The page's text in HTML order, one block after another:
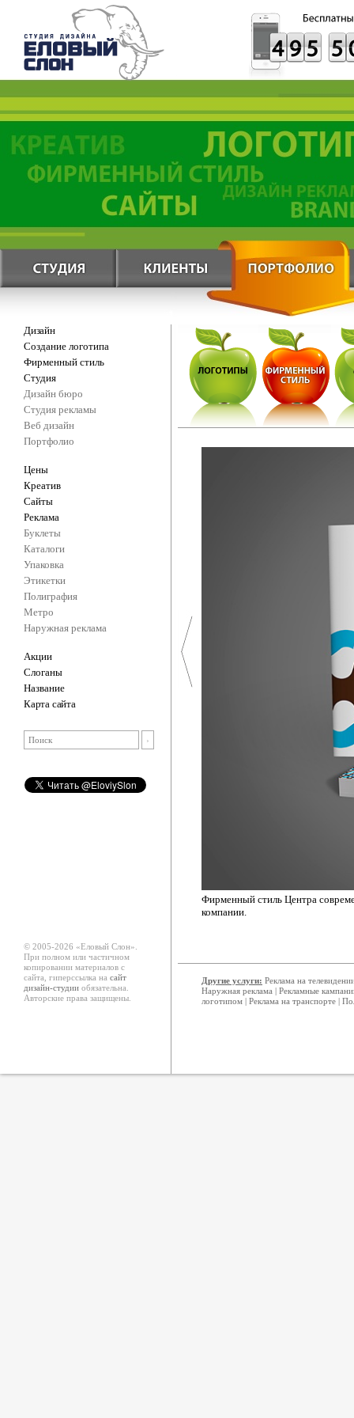
Дизайн
Создание логотипа
Фирменный стиль
Студия
Дизайн бюро
Студия рекламы
Веб дизайн
Портфолио
Цены
Креатив
Сайты
Реклама
Буклеты
Каталоги
Упаковка
Этикетки
Полиграфия
Метро
Наружная реклама
Акции
Слоганы
Название
Карта сайта
Фирменный стиль Центра
компании.
© 2005-2026 «Еловый Cлон».
При полном или частичном
копировании материалов с
сайта, гиперссылка на сайт
дизайн-студии обязательна.
Авторские права защищены.
Другие услуги: Реклама на
Наружная реклама | Рекламные
логотипом | Реклама на транспорте |